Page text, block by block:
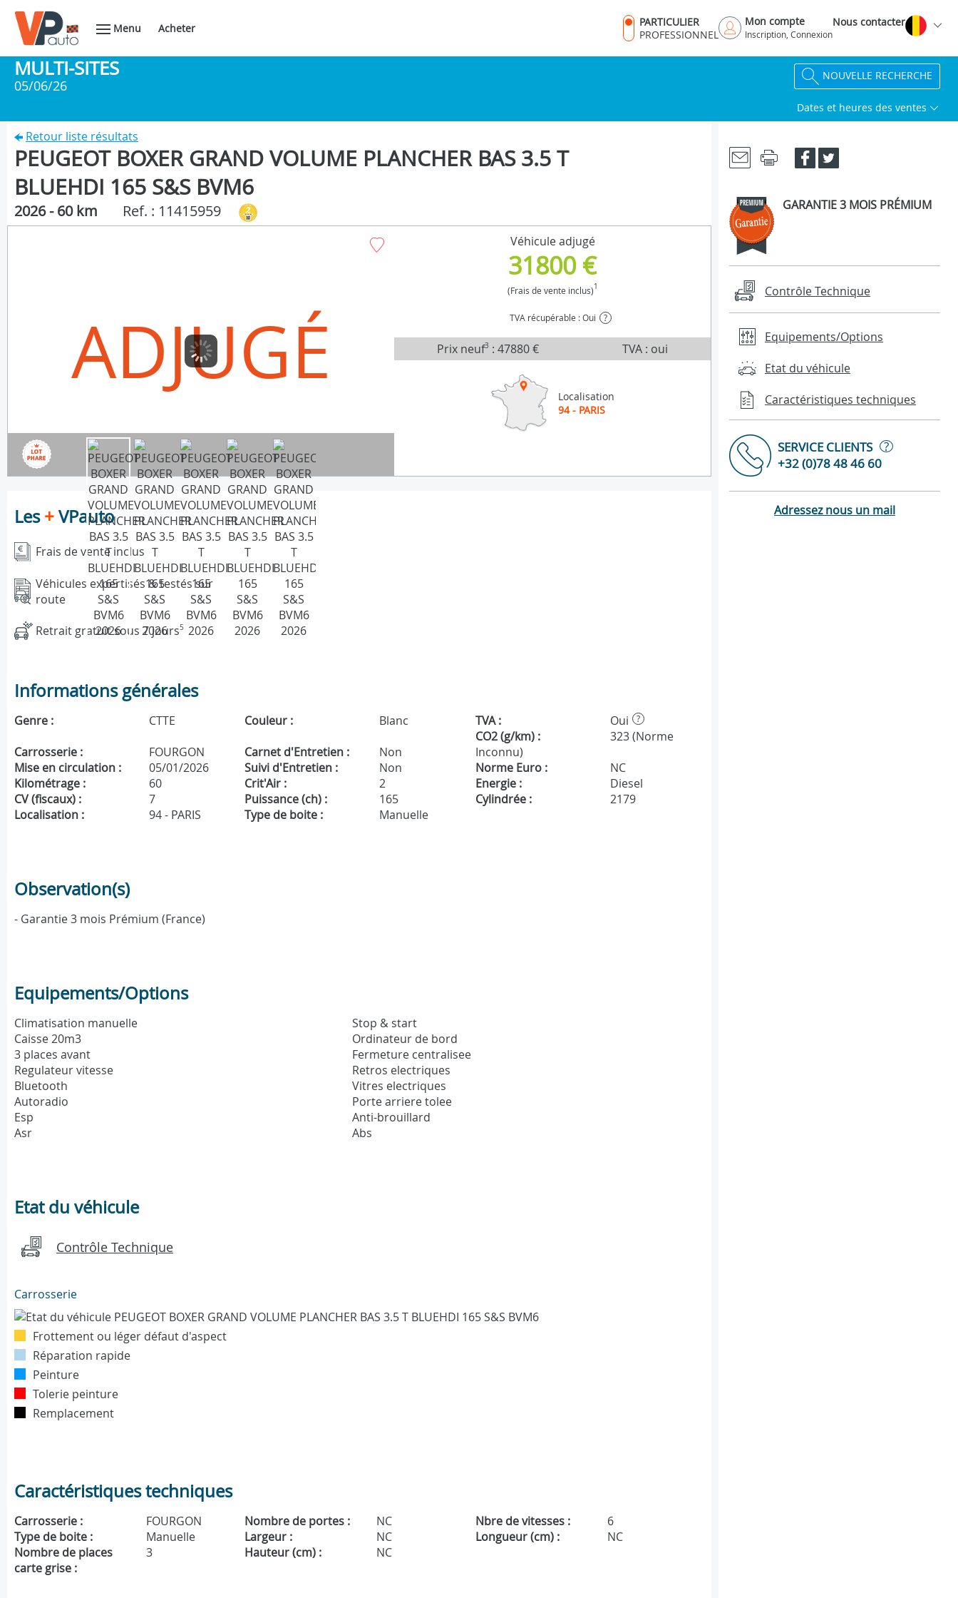
Menu Acheter
PARTICULIER
PROFESSIONNEL
Mon compte
Inscription, Connexion
Nous contacter
MULTI-SITES
05/06/26
NOUVELLE RECHERCHE
Dates et heures des ventes
Retour liste résultats
PEUGEOT BOXER GRAND VOLUME PLANCHER BAS 3.5 T
BLUEHDI 165 S&S BVM6
2026 - 60 km Ref. : 11415959
ADJUGÉ
Véhicule adjugé
31800 €
(Frais de vente inclus)1
TVA récupérable : Oui ?
Prix neuf3 :47880 € TVA : oui
Localisation
94 - PARIS
Les+VPauto
Frais de vente inclus
Véhicules expertisés & testés sur
route
Retrait gratuit sous 7 jours5
Informations générales
Genre : CTTE Couleur : Blanc TVA : Oui ?
Carrosserie : FOURGON Carnet d'Entretien : Non
CO2 (g/km) :
323 (Norme
Inconnu)
Mise en circulation :
05/01/2026 Suivi d'Entretien : Non Norme Euro :
NC
Kilométrage :
60 Crit'Air : 2 Energie :
Diesel
CV (fiscaux) :
7 Puissance (ch) : 165 Cylindrée :
2179
Localisation :
94 - PARIS Type de boite : Manuelle
Observation(s)
- Garantie 3 mois Prémium (France)
Equipements/Options
Climatisation manuelle
Caisse 20m3
3 places avant
Regulateur vitesse
Bluetooth
Autoradio
Esp
Asr
Stop & start
Ordinateur de bord
Fermeture centralisee
Retros electriques
Vitres electriques
Porte arriere tolee
Anti-brouillard
Abs
Etat du véhicule
Contrôle Technique
Carrosserie
Frottement ou léger défaut d'aspect
Réparation rapide
Peinture
Tolerie peinture
Remplacement
Caractéristiques techniques
Carrosserie : FOURGON Nombre de portes : NC Nbre de vitesses :
6
Type de boite :
Manuelle Largeur : NC Longueur (cm) :
NC
Nombre de places
carte grise :
3 Hauteur (cm) : NC
GARANTIE 3 MOIS PRÉMIUM
Contrôle Technique
Equipements/Options
Etat du véhicule
Caractéristiques techniques
SERVICE CLIENTS
?
+32 (0)78 48 46 60
Adressez nous un mail